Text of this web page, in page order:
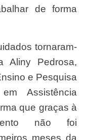
de forma
Aliny Pedrosa,
e Pesquisa
Assistência
que graças à
não foi
meses da